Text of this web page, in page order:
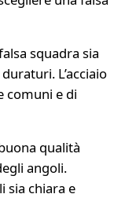
squadra sia
L’acciaio
comuni e di
qualità
angoli.
sia chiara e